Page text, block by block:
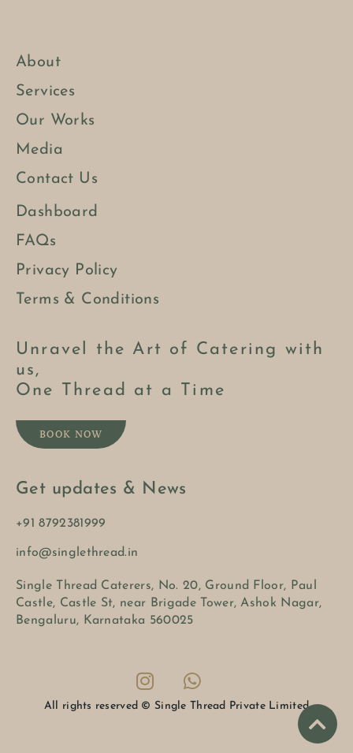
About
Services
Our Works
Media
Contact Us
Dashboard
FAQs
Privacy Policy
Terms & Conditions
Unravel the Art of Catering with
us,
One Thread at a Time
BOOK NOW
Get updates & News
+91 8792381999
info@singlethread.in
Single Thread Caterers, No. 20, Ground Floor, Paul
Castle, Castle St, near Brigade Tower, Ashok Nagar,
Bengaluru, Karnataka 560025
All rights reserved © Single Thread Private Limited